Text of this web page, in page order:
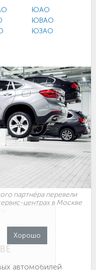
ЮАО
ЮВАО
ЮЗАО
партнёра перевели
центрах в Москве
автомобилей
Хорошо